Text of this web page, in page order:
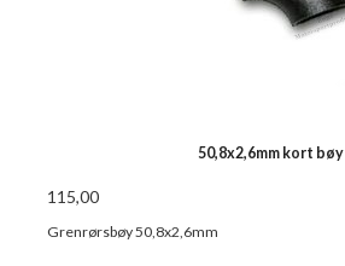
50,8x2,6mm kort bøy
115,00
Grenrørsbøy 50,8x2,6mm